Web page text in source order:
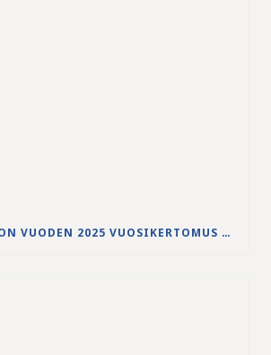
JS-PUHDISTAMON VUODEN 2025 VUOSIKERTOMUS ON JULKAISTU